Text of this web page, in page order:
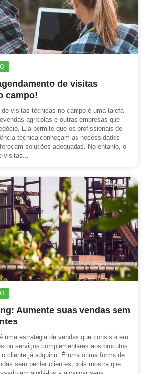
de visitas
campo!
de visitas técnicas no campo é uma tarefa
agrícolas e outras empresas que
Ela permite que os profissionais de
técnica conheçam as necessidades
soluções adequadas. No entanto, o
visitas...
Aumente suas vendas sem
uma estratégia de vendas que consiste em
ou serviços complementares aos produtos
cliente já adquiriu. É uma ótima forma de
sem perder clientes, pois mostra que